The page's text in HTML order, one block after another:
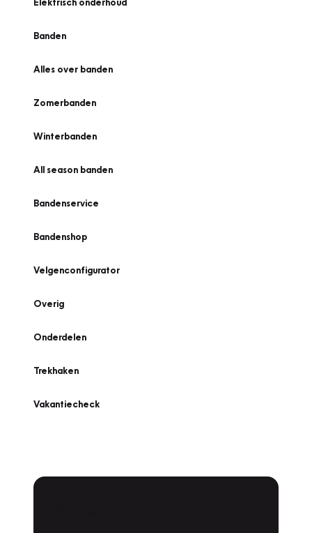
Banden
Alles over banden
Zomerbanden
Winterbanden
All season banden
Bandenservice
Bandenshop
Velgenconfigurator
Overig
Onderdelen
Trekhaken
Vakantiecheck